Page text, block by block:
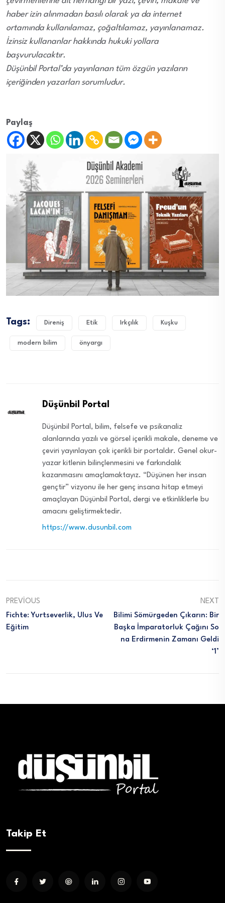
haber izin alınmadan basılı olarak ya da internet
ortamında kullanılamaz, çoğaltılamaz, yayınlanamaz.
İzinsiz kullananlar hakkında hukuki yollara
başvurulacaktır.
Düşünbil Portal’da yayınlanan tüm özgün yazıların
içeriğinden yazarları sorumludur.
Paylaş
Tags: Direniş Etik Irkçılık Kuşku
modern bilim önyargı
Düşünbil Portal
Düşünbil Portal, bilim, felsefe ve psikanaliz
alanlarında yazılı ve görsel içerikli makale, deneme ve
çeviri yayınlayan çok içerikli bir portaldır. Genel okur-
yazar kitlenin bilinçlenmesini ve farkındalık
kazanmasını amaçlamaktayız. “Düşünen her insan
gençtir” vizyonu ile her genç insana hitap etmeyi
amaçlayan Düşünbil Portal, dergi ve etkinliklerle bu
amacını geliştirmektedir.
https://www.dusunbil.com
PREVIOUS
Fichte: Yurtseverlik, Ulus Ve
Eğitim
NEXT
Bilimi Sömürgeden Çıkarın: Bir
Başka İmparatorluk Çağını So
Na Erdirmenin Zamanı Geldi
‘1’
Takip Et